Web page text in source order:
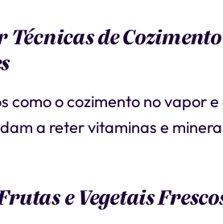
de
como o cozimento no vapor
a reter vitaminas e
e Vegetais